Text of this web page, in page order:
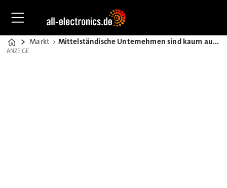
Home
Markt Mittelständische Unternehmen sind kaum auf digitale Services ausgerichtet
ANZEIGE
ANZEIGE